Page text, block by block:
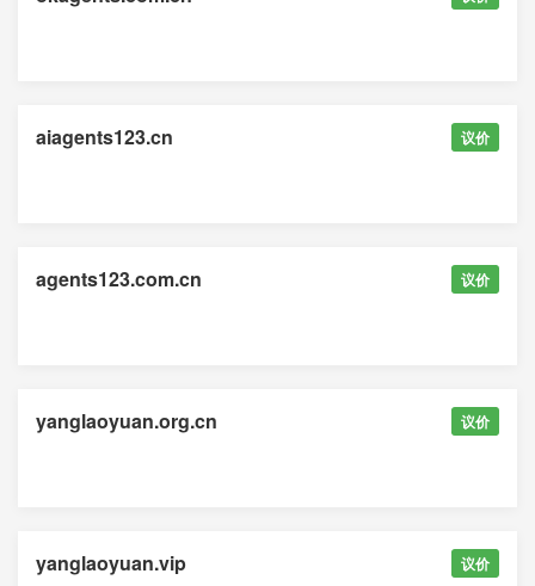
aiagents123.cn 议价
agents123.com.cn 议价
yanglaoyuan.org.cn 议价
yanglaoyuan.vip 议价